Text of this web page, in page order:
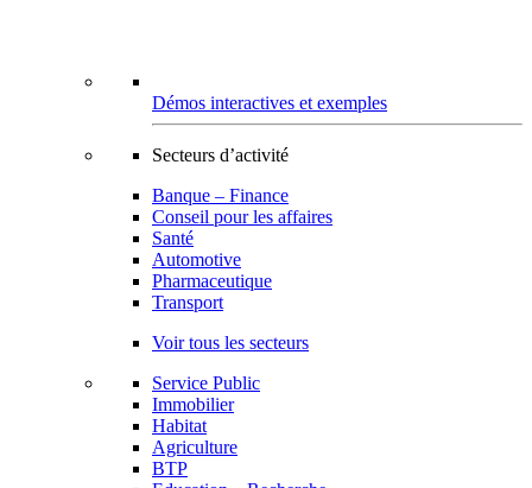
Démos interactives et exemples
Secteurs d’activité
Banque – Finance
Conseil pour les affaires
Santé
Automotive
Pharmaceutique
Transport
Voir tous les secteurs
Service Public
Immobilier
Habitat
Agriculture
BTP